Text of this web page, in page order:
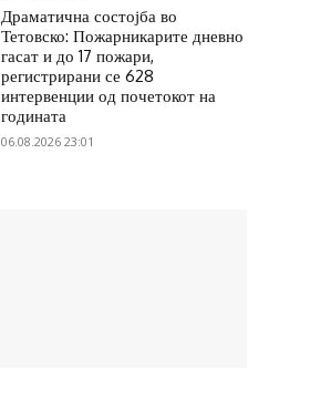
Драматична состојба во
Тетовско: Пожарникарите дневно
гасат и до 17 пожари,
регистрирани се 628
интервенции од почетокот на
годината
06.08.2026 23:01